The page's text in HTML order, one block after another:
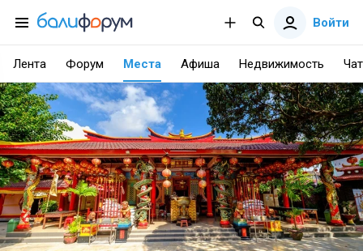
Войти
Лента Форум Места Афиша Недвижимость Чат